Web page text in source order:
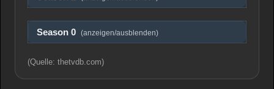
Season 0 (anzeigen/ausblenden)
(Quelle: thetvdb.com)